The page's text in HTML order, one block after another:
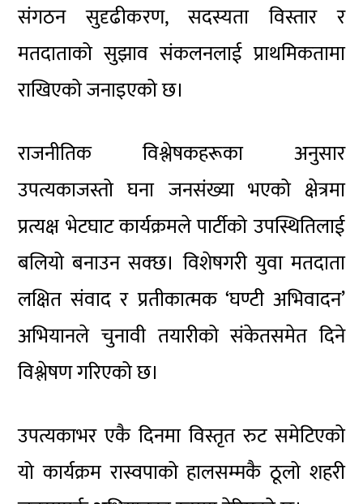
संगठन सुदृढीकरण, सदस्यता विस्तार र
मतदाताको सुझाव संकलनलाई प्राथमिकतामा
राखिएको जनाइएको छ।
राजनीतिक विश्लेषकहरूका अनुसार
उपत्यकाजस्तो घना जनसंख्या भएको क्षेत्रमा
प्रत्यक्ष भेटघाट कार्यक्रमले पार्टीको उपस्थितिलाई
बलियो बनाउन सक्छ। विशेषगरी युवा मतदाता
लक्षित संवाद र प्रतीकात्मक ‘घण्टी अभिवादन’
अभियानले चुनावी तयारीको संकेतसमेत दिने
विश्लेषण गरिएको छ।
उपत्यकाभर एकै दिनमा विस्तृत रुट समेटिएको
यो कार्यक्रम रास्वपाको हालसम्मकै ठूलो शहरी